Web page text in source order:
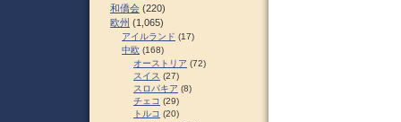
和僑会 (220)
欧州 (1,065)
アイルランド (17)
中欧 (168)
オーストリア (72)
スイス (27)
スロパキア (8)
チェコ (29)
トルコ (20)